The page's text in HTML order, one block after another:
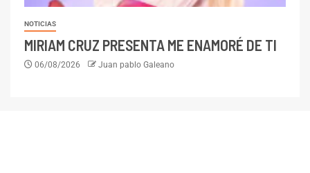
NOTICIAS
MIRIAM CRUZ PRESENTA ME ENAMORÉ DE TI
06/08/2026 Juan pablo Galeano